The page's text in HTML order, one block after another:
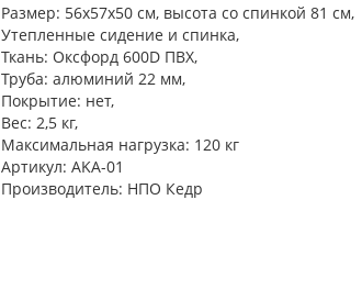
Размер: 56х57х50 см, высота со спинкой 81 см,
Утепленные сидение и спинка,
Ткань: Оксфорд 600D ПВХ,
Труба: алюминий 22 мм,
Покрытие: нет,
Вес: 2,5 кг,
Максимальная нагрузка: 120 кг
Артикул: AKА-01
Производитель: НПО Кедр